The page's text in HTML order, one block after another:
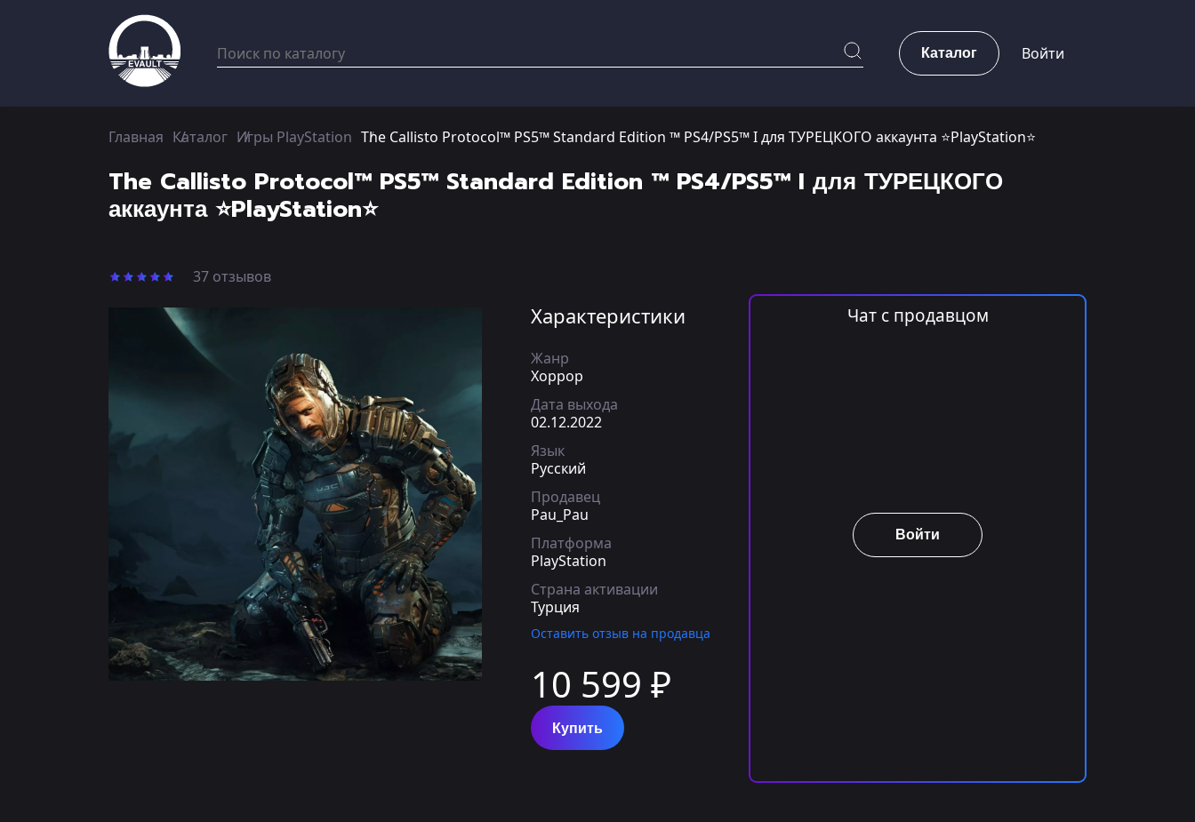
Каталог Войти
Главная Каталог Игры PlayStation The Callisto Protocol™ PS5™ Standard Edition ™ PS4/PS5™ I для ТУРЕЦКОГО аккаунта ⭐PlayStation⭐
The Callisto Protocol™ PS5™ Standard Edition ™ PS4/PS5™ I для ТУРЕЦКОГО
аккаунта ⭐PlayStation⭐
37 отзывов
Характеристики
Жанр
Хоррор
Дата выхода
02.12.2022
Язык
Русский
Продавец
Pau_Pau
Платформа
PlayStation
Страна активации
Турция
Оставить отзыв на продавца
10 599 ₽
Купить
Чат с продавцом
Войти